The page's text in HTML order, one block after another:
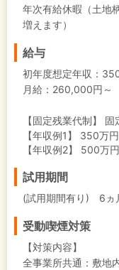
年次有給休暇（土地
増えます）
給与
初年度想定年収：
月給：260,000円～
【固定残業代制】
固
【年収例1】
350万円
【年収例2】
500万
試用期間
(試用期間有り) 6ヵ
受動喫煙対策
【対策内容】
全事業所共通：敷地